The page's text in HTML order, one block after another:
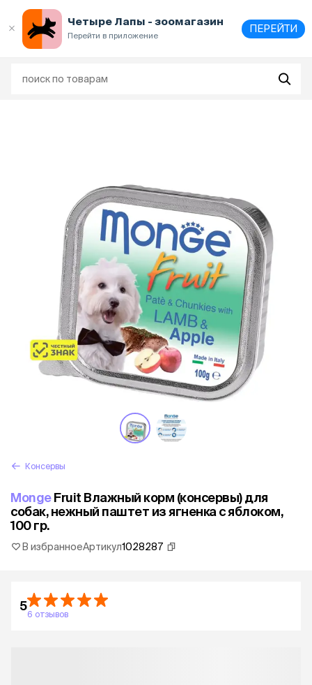
Четыре Лапы - зоомагазин
Перейти в приложение
ПЕРЕЙТИ
Консервы
MongeFruit Влажный корм (консервы) для
собак, нежный паштет из ягненка с яблоком,
100 гр.
В избранноеАртикул1028287
5
6 отзывов